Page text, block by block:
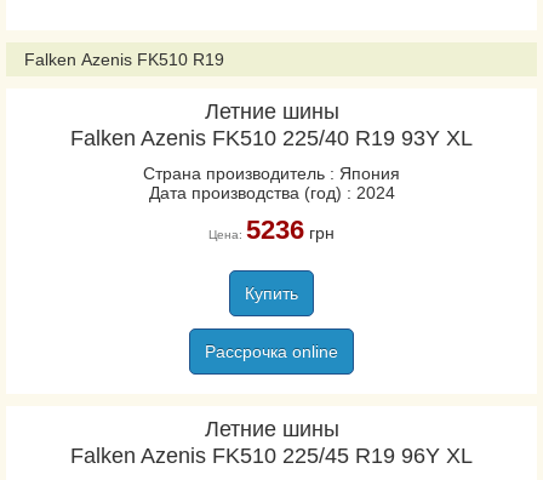
Falken Azenis FK510 R19
Летние шины
Falken Azenis FK510 225/40 R19 93Y XL
Страна производитель : Япония
Дата производства (год) : 2024
Цена: 5236грн
Купить
Рассрочка online
Летние шины
Falken Azenis FK510 225/45 R19 96Y XL